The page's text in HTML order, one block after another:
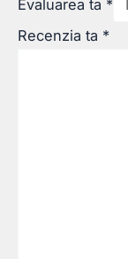
Evaluarea ta *
Recenzia ta *